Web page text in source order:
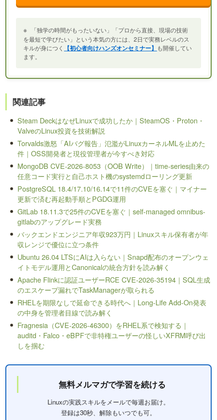
※
「独学の時間がもったいない」「プロから直接、現場の技術
を最短で学びたい」という本気の方には、2日で実務レベルのス
キルが身につく
【初心者向けハンズオンセミナー】 も開催してい
ます。
関連記事
Steam DeckはなぜLinuxで成功したか｜SteamOS・Proton・
ValveのLinux投資を技術解説
Torvalds激怒「AIバグ報告」氾濫がLinuxカーネルMLを止めた
件｜OSS開発者と現役管理者が今すべき対応
MongoDB CVE-2026-8053（OOB Write）｜time-series由来の
任意コード実行と自己ホスト機のsystemdローリング更新
PostgreSQL 18.4/17.10/16.14で11件のCVEを塞ぐ｜マイナー
更新で済む再起動手順とPGDG運用
GitLab 18.11.3で25件のCVEを塞ぐ｜self-managed omnibus-
gitlabのアップグレード実務
バックエンドエンジニア年収923万円｜Linuxスキル保有者が年
収レンジで優位に立つ条件
Ubuntu 26.04 LTSにAIは入らない｜Snapd配布のオープンウェ
イトモデル運用とCanonicalの統合方針を読み解く
Apache Flinkに認証ユーザーRCE CVE-2026-35194｜SQL生成
のエスケープ漏れでTaskManagerが取られる
RHELを期限なしで延命できる時代へ｜Long-Life Add-On発表
の中身を管理者目線で読み解く
Fragnesia（CVE-2026-46300）をRHEL系で検知する｜
auditd・Falco・eBPFで非特権ユーザーの怪しいXFRM呼び出
しを掴む
無料メルマガで学習を続ける
Linuxの実践スキルをメールで毎週お届け。
登録は30秒、解除もいつでも可。